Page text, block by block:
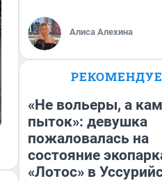
Алиса Алехина
«Не вольеры, а
пыток»: девушка
пожаловалась на
состояние
«Лотос» в